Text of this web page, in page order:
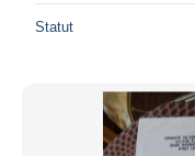
Statut